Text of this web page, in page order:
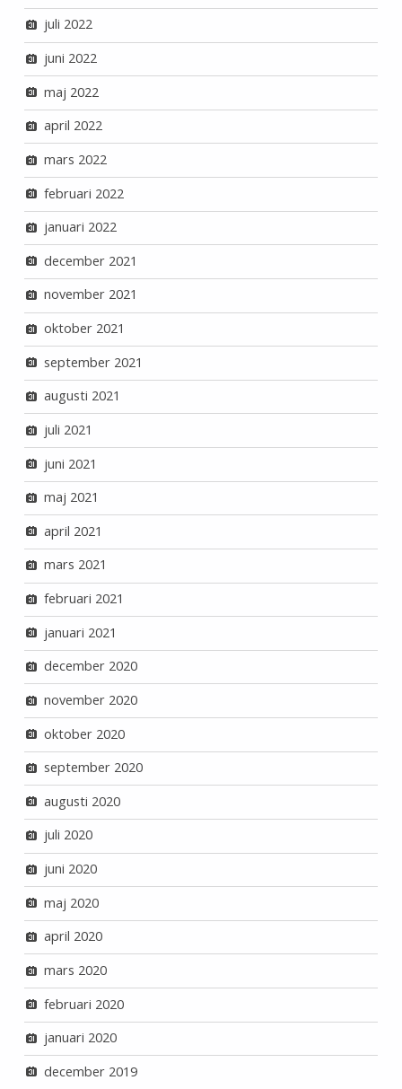
juli 2022
juni 2022
maj 2022
april 2022
mars 2022
februari 2022
januari 2022
december 2021
november 2021
oktober 2021
september 2021
augusti 2021
juli 2021
juni 2021
maj 2021
april 2021
mars 2021
februari 2021
januari 2021
december 2020
november 2020
oktober 2020
september 2020
augusti 2020
juli 2020
juni 2020
maj 2020
april 2020
mars 2020
februari 2020
januari 2020
december 2019